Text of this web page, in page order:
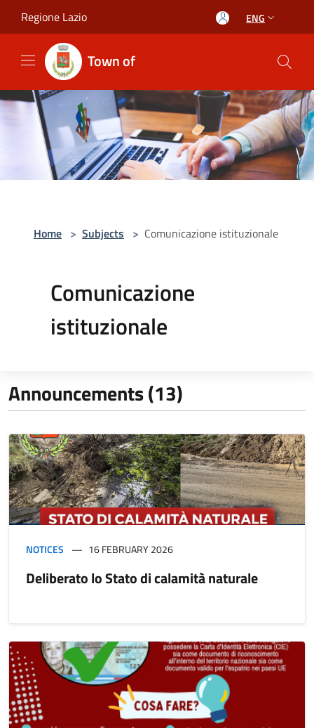
Regione Lazio ENG
Town of
Home > Subjects > Comunicazione istituzionale
Comunicazione
istituzionale
Announcements (13)
NOTICES 16 FEBRUARY 2026
Deliberato lo Stato di calamità naturale